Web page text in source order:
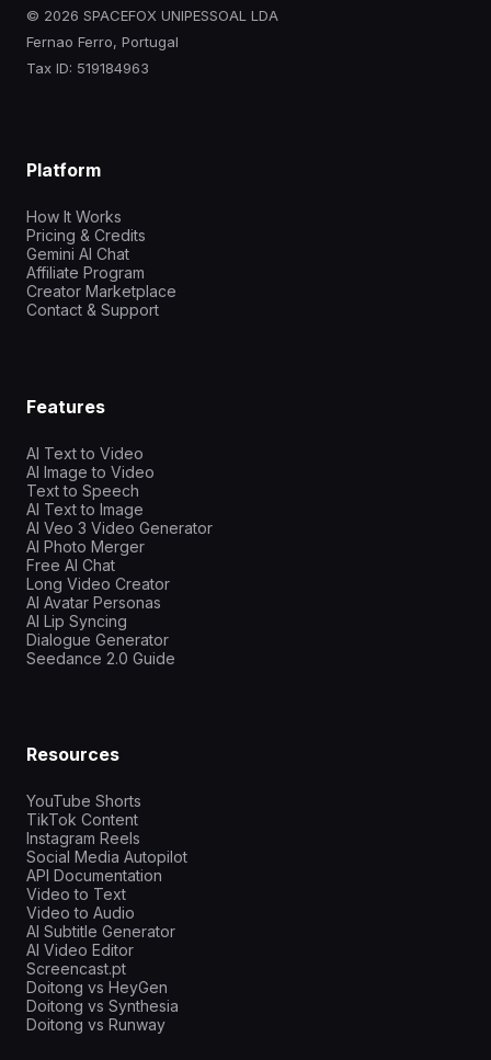
© 2026 SPACEFOX UNIPESSOAL LDA
Fernao Ferro, Portugal
Tax ID: 519184963
Platform
How It Works
Pricing & Credits
Gemini AI Chat
Affiliate Program
Creator Marketplace
Contact & Support
Features
AI Text to Video
AI Image to Video
Text to Speech
AI Text to Image
AI Veo 3 Video Generator
AI Photo Merger
Free AI Chat
Long Video Creator
AI Avatar Personas
AI Lip Syncing
Dialogue Generator
Seedance 2.0 Guide
Resources
YouTube Shorts
TikTok Content
Instagram Reels
Social Media Autopilot
API Documentation
Video to Text
Video to Audio
AI Subtitle Generator
AI Video Editor
Screencast.pt
Doitong vs HeyGen
Doitong vs Synthesia
Doitong vs Runway